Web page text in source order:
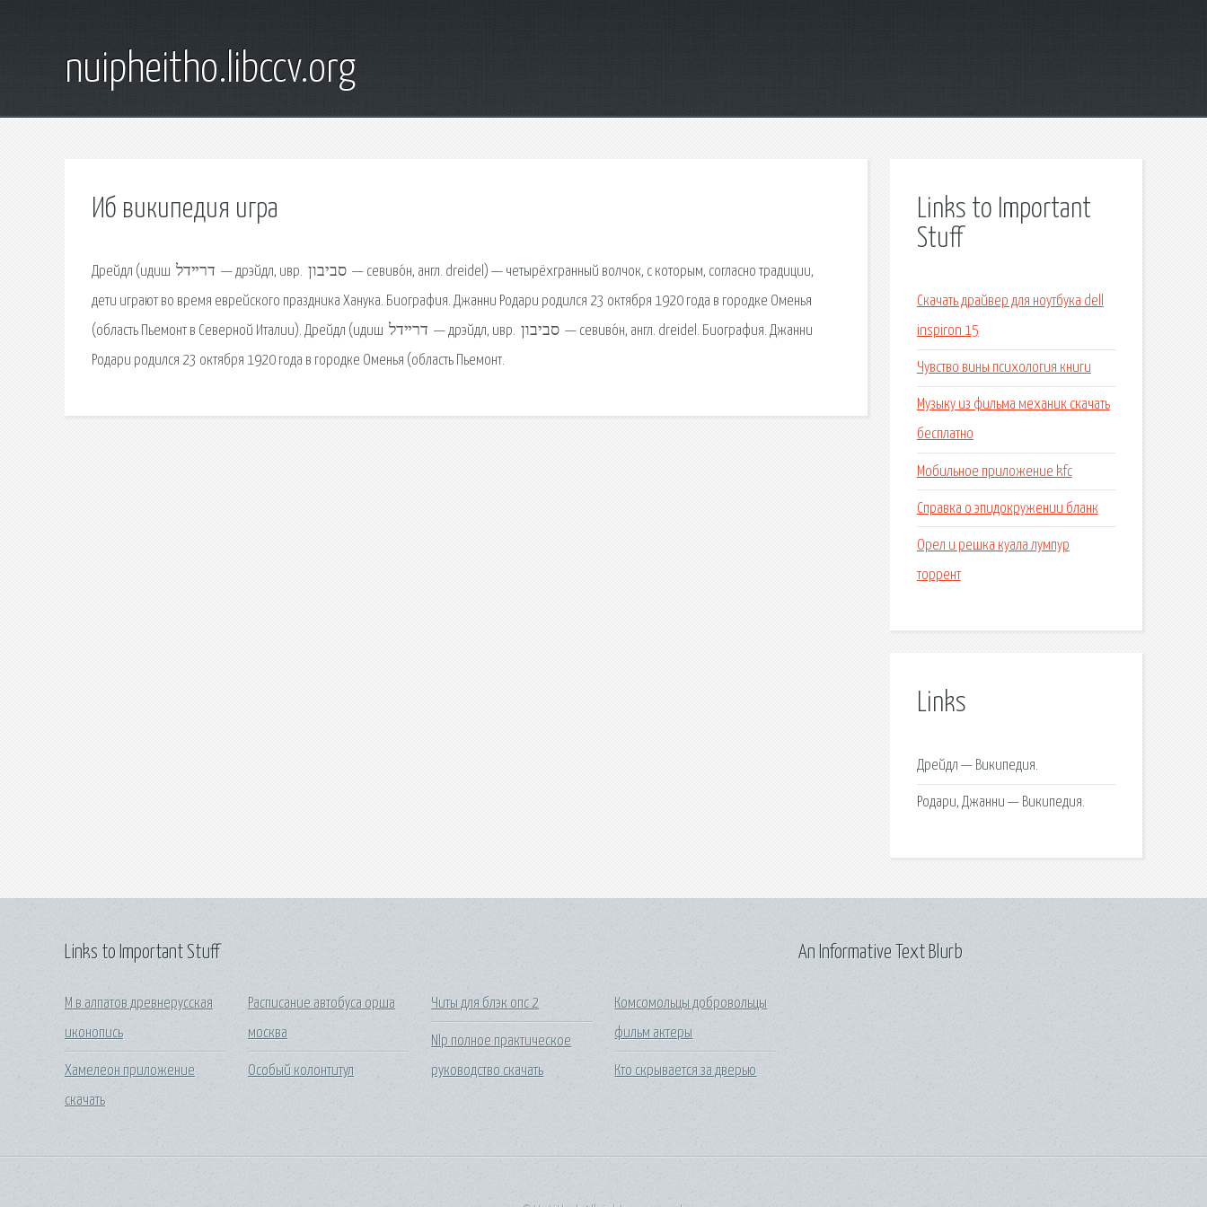
nuipheitho.libccv.org
Иб википедия игра
Дрейдл (идиш ‏ דרײדל ‏‎ — дрэйдл, ивр. ‏ סביבון ‏‎ — севиво́н, англ. dreidel) — четырёхгранный волчок, с которым, согласно традиции,
дети играют во время еврейского праздника Ханука. Биография. Джанни Родари родился 23 октября 1920 года в городке Оменья
(область Пьемонт в Северной Италии). Дрейдл (идиш ‏ דרײדל ‏‎ — дрэйдл, ивр. ‏ סביבון ‏‎ — севиво́н, англ. dreidel. Биография. Джанни
Родари родился 23 октября 1920 года в городке Оменья (область Пьемонт.
Links to Important
Stuff
Скачать драйвер для ноутбука dell
inspiron 15
Чувство вины психология книги
Музыку из фильма механик скачать
бесплатно
Мобильное приложение kfc
Справка о эпидокружении бланк
Орел и решка куала лумпур
торрент
Links
Дрейдл — Википедия.
Родари, Джанни — Википедия.
Links to Important Stuff
М в алпатов древнерусская
иконопись
Хамелеон приложение
скачать
Расписание автобуса орша
москва
Особый колонтитул
Читы для блэк опс 2
Nlp полное практическое
руководство скачать
Комсомольцы добровольцы
фильм актеры
Кто скрывается за дверью
An Informative Text Blurb